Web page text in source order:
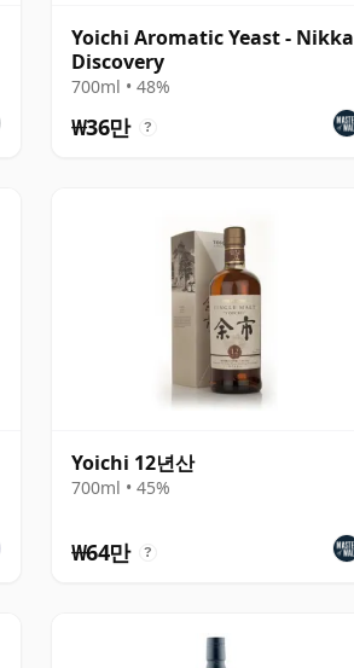
Yoichi Aromatic Yeast - Nikka
Discovery
700ml • 48%
₩36만 ?
Yoichi 12년산
700ml • 45%
₩64만 ?